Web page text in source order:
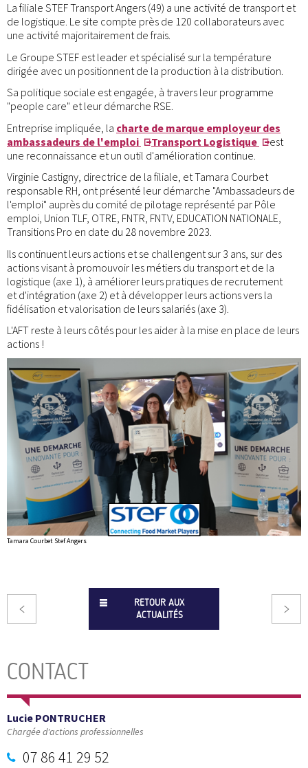
La filiale STEF Transport Angers (49) a une activité de transport et
de logistique. Le site compte près de 120 collaborateurs avec
une activité majoritairement de frais.
Le Groupe STEF est leader et spécialisé sur la température
dirigée avec un positionnent de la production à la distribution.
Sa politique sociale est engagée, à travers leur programme
"people care" et leur démarche RSE.
Entreprise impliquée, la charte de marque employeur des
ambassadeurs de l'emploi
Transport Logistique
est
une reconnaissance et un outil d'amélioration continue.
Virginie Castigny, directrice de la filiale, et Tamara Courbet
responsable RH, ont présenté leur démarche "Ambassadeurs de
l'emploi" auprès du comité de pilotage représenté par Pôle
emploi, Union TLF, OTRE, FNTR, FNTV, EDUCATION NATIONALE,
Transitions Pro en date du 28 novembre 2023.
Ils continuent leurs actions et se challengent sur 3 ans, sur des
actions visant à promouvoir les métiers du transport et de la
logistique (axe 1), à améliorer leurs pratiques de recrutement
et d'intégration (axe 2) et à développer leurs actions vers la
fidélisation et valorisation de leurs salariés (axe 3).
L'AFT reste à leurs côtés pour les aider à la mise en place de leurs
actions !
Tamara Courbet Stef Angers
RETOUR AUX
ACTUALITÉS
CONTACT
Lucie PONTRUCHER
Chargée d'actions professionnelles
07 86 41 29 52